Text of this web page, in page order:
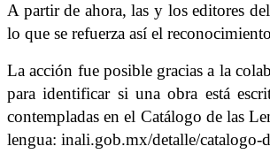
A partir de ahora, las y los editores
lo que se refuerza así el
La acción fue posible gracias a la
para identificar si una obra está
contempladas en el Catálogo de las
lengua: inali.gob.mx/detalle/catalogo-